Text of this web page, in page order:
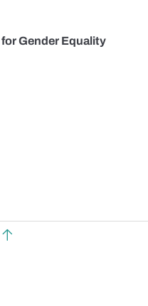
Gender Equality